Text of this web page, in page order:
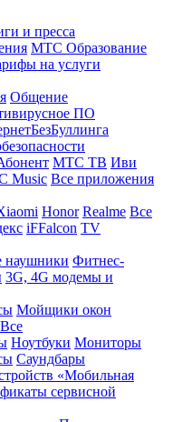
и пресса
МТС Образование
на услуги
Общение
ПО
МТС ТВ Иви
Music Все приложения
Honor Realme Все
iFFalcon TV
наушники Фитнес-
3G, 4G модемы и
Мойщики окон
Все
Ноутбуки Мониторы
Саундбары
«Мобильная
сервисной